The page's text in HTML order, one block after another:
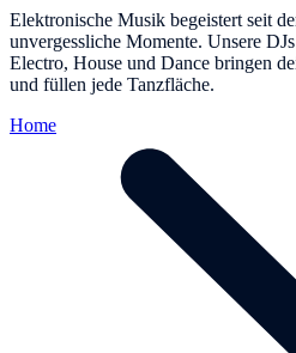
Elektronische Musik begeistert seit
unvergessliche Momente. Unsere
Electro, House und Dance bringen
und füllen jede Tanzfläche.
Home